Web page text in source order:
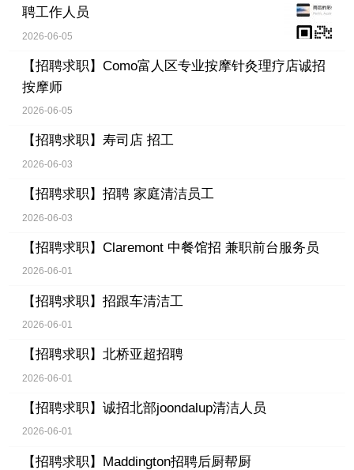
聘工作人员
2026-06-05
【招聘求职】 Como富人区专业按摩针灸理疗店诚招
按摩师
2026-06-05
【招聘求职】 寿司店 招工
2026-06-03
【招聘求职】 招聘 家庭清洁员工
2026-06-03
【招聘求职】 Claremont 中餐馆招 兼职前台服务员
2026-06-01
【招聘求职】 招跟车清洁工
2026-06-01
【招聘求职】 北桥亚超招聘
2026-06-01
【招聘求职】 诚招北部joondalup清洁人员
2026-06-01
【招聘求职】 Maddington招聘后厨帮厨